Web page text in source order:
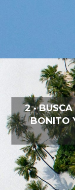
2 ·
BONITO